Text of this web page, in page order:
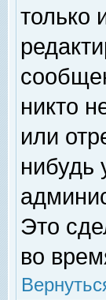
только
никто
или
нибудь
Это
во